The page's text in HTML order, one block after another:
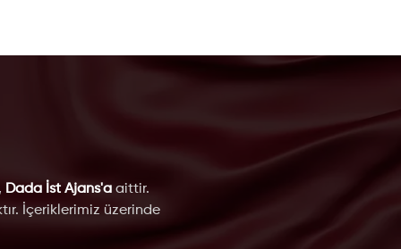
Dada İst Ajans'a aittir.
İçeriklerimiz üzerinde